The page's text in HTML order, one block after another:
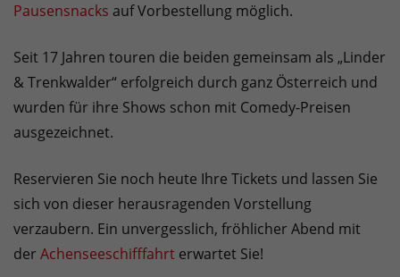
Pausensnacks auf Vorbestellung möglich.
Seit 17 Jahren touren die beiden gemeinsam als „Linder
& Trenkwalder“ erfolgreich durch ganz Österreich und
wurden für ihre Shows schon mit Comedy-Preisen
ausgezeichnet.
Reservieren Sie noch heute Ihre Tickets und lassen Sie
sich von dieser herausragenden Vorstellung
verzaubern. Ein unvergesslich, fröhlicher Abend mit
der Achenseeschifffahrt erwartet Sie!